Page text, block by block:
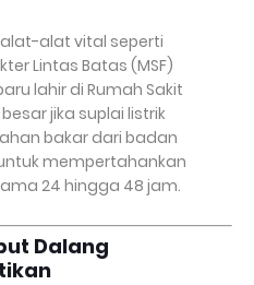
alat vital seperti
Lintas Batas (MSF)
lahir di Rumah Sakit
jika suplai listrik
bakar dari badan
mempertahankan
24 hingga 48 jam.
Dalang